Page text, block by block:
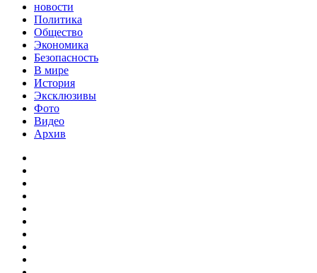
новости
Политика
Общество
Экономика
Безопасность
В мире
История
Эксклюзивы
Фото
Видео
Архив